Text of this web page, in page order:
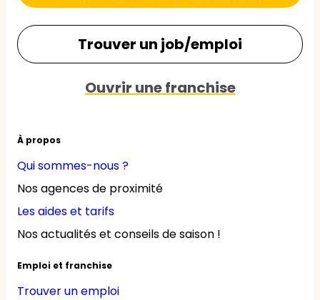
À propos
Qui sommes-nous ?
Nos agences de proximité
Les aides et tarifs
Nos actualités et conseils de saison !
Emploi et franchise
Trouver un emploi
Trouver un job/emploi
Ouvrir une franchise